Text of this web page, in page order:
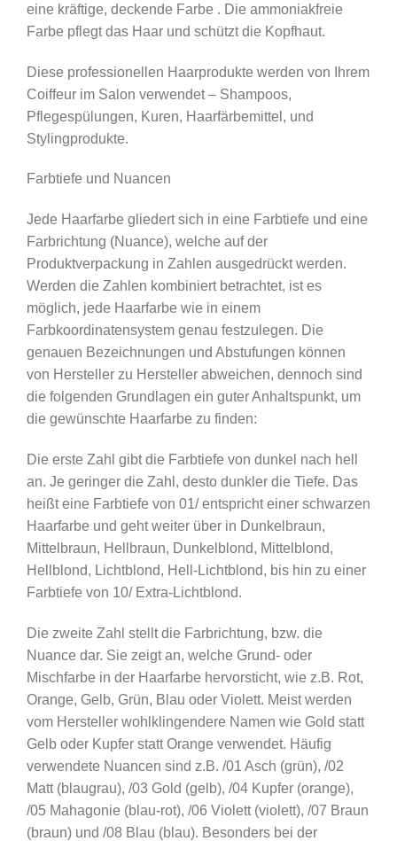
eine kräftige, deckende Farbe . Die ammoniakfreie
Farbe pflegt das Haar und schützt die Kopfhaut.
Diese professionellen Haarprodukte werden von Ihrem
Coiffeur im Salon verwendet – Shampoos,
Pflegespülungen, Kuren, Haarfärbemittel, und
Stylingprodukte.
Farbtiefe und Nuancen
Jede Haarfarbe gliedert sich in eine Farbtiefe und eine
Farbrichtung (Nuance), welche auf der
Produktverpackung in Zahlen ausgedrückt werden.
Werden die Zahlen kombiniert betrachtet, ist es
möglich, jede Haarfarbe wie in einem
Farbkoordinatensystem genau festzulegen. Die
genauen Bezeichnungen und Abstufungen können
von Hersteller zu Hersteller abweichen, dennoch sind
die folgenden Grundlagen ein guter Anhaltspunkt, um
die gewünschte Haarfarbe zu finden:
Die erste Zahl gibt die Farbtiefe von dunkel nach hell
an. Je geringer die Zahl, desto dunkler die Tiefe. Das
heißt eine Farbtiefe von 01/ entspricht einer schwarzen
Haarfarbe und geht weiter über in Dunkelbraun,
Mittelbraun, Hellbraun, Dunkelblond, Mittelblond,
Hellblond, Lichtblond, Hell-Lichtblond, bis hin zu einer
Farbtiefe von 10/ Extra-Lichtblond.
Die zweite Zahl stellt die Farbrichtung, bzw. die
Nuance dar. Sie zeigt an, welche Grund- oder
Mischfarbe in der Haarfarbe hervorsticht, wie z.B. Rot,
Orange, Gelb, Grün, Blau oder Violett. Meist werden
vom Hersteller wohlklingendere Namen wie Gold statt
Gelb oder Kupfer statt Orange verwendet. Häufig
verwendete Nuancen sind z.B. /01 Asch (grün), /02
Matt (blaugrau), /03 Gold (gelb), /04 Kupfer (orange),
/05 Mahagonie (blau-rot), /06 Violett (violett), /07 Braun
(braun) und /08 Blau (blau). Besonders bei der